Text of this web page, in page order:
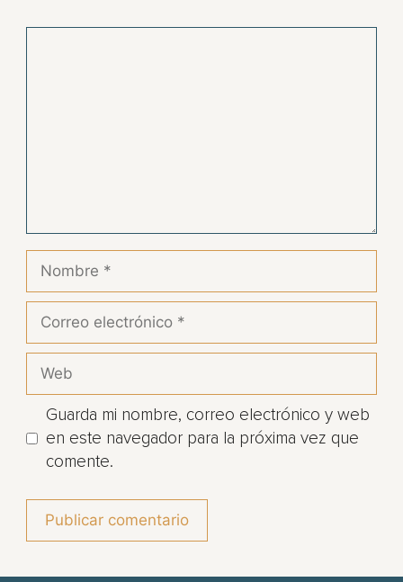
Guarda mi nombre, correo electrónico y web
en este navegador para la próxima vez que
comente.